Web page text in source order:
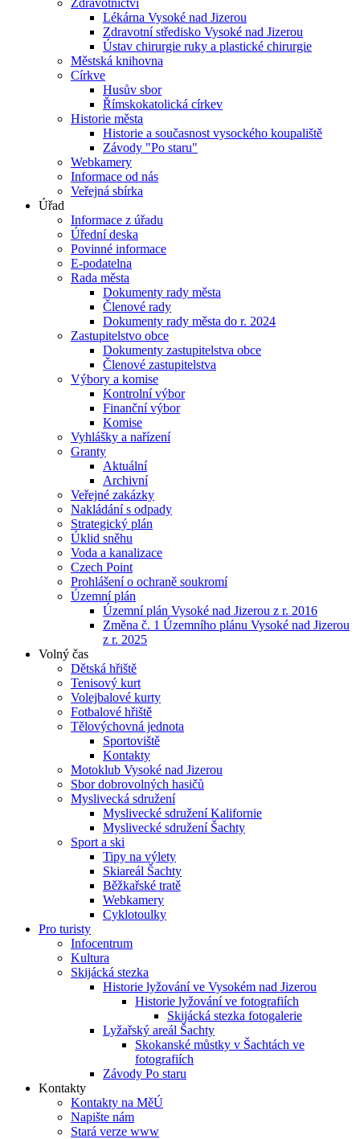
Lékárna Vysoké nad Jizerou
Zdravotní středisko Vysoké nad Jizerou
Ústav chirurgie ruky a plastické chirurgie
Městská knihovna
Církve
Husův sbor
Římskokatolická církev
Historie města
Historie a současnost vysockého koupaliště
Závody "Po staru"
Webkamery
Informace od nás
Veřejná sbírka
Úřad
Informace z úřadu
Úřední deska
Povinné informace
E-podatelna
Rada města
Dokumenty rady města
Členové rady
Dokumenty rady města do r. 2024
Zastupitelstvo obce
Dokumenty zastupitelstva obce
Členové zastupitelstva
Výbory a komise
Kontrolní výbor
Finanční výbor
Komise
Vyhlášky a nařízení
Granty
Aktuální
Archivní
Veřejné zakázky
Nakládání s odpady
Strategický plán
Úklid sněhu
Voda a kanalizace
Czech Point
Prohlášení o ochraně soukromí
Územní plán
Územní plán Vysoké nad Jizerou z r. 2016
Změna č. 1 Územního plánu Vysoké nad Jizerou
z r. 2025
Volný čas
Dětská hřiště
Tenisový kurt
Volejbalové kurty
Fotbalové hřiště
Tělovýchovná jednota
Sportoviště
Kontakty
Motoklub Vysoké nad Jizerou
Sbor dobrovolných hasičů
Myslivecká sdružení
Myslivecké sdružení Kalifornie
Myslivecké sdružení Šachty
Sport a ski
Tipy na výlety
Skiareál Šachty
Běžkařské tratě
Webkamery
Cyklotoulky
Pro turisty
Infocentrum
Kultura
Skijácká stezka
Historie lyžování ve Vysokém nad Jizerou
Historie lyžování ve fotografiích
Skijácká stezka fotogalerie
Lyžařský areál Šachty
Skokanské můstky v Šachtách ve
fotografiích
Závody Po staru
Kontakty
Kontakty na MěÚ
Napište nám
Stará verze www